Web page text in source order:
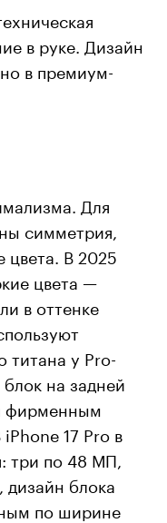
в руке. Дизайн
в премиум-
Для
симметрия,
цвета. В 2025
цвета —
в оттенке
титана у Pro-
на задней
фирменным
17 Pro в
три по 48 МП,
дизайн блока
по ширине